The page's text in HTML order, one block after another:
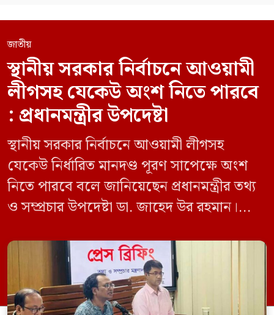
জাতীয়
স্থানীয় সরকার নির্বাচনে আওয়ামী
লীগসহ যেকেউ অংশ নিতে পারবে
: প্রধানমন্ত্রীর উপদেষ্টা
স্থানীয় সরকার নির্বাচনে আওয়ামী লীগসহ
যেকেউ নির্ধারিত মানদণ্ড পূরণ সাপেক্ষে অংশ
নিতে পারবে বলে জানিয়েছেন প্রধানমন্ত্রীর তথ্য
ও সম্প্রচার উপদেষ্টা ডা. জাহেদ উর রহমান।
সম্মেলন কক্ষে এক প্রেস ব্রিফিংয়ে সাংবাদিকদের
এক প্রশ্নের জবাবে তিনি এ কথা বলেন।